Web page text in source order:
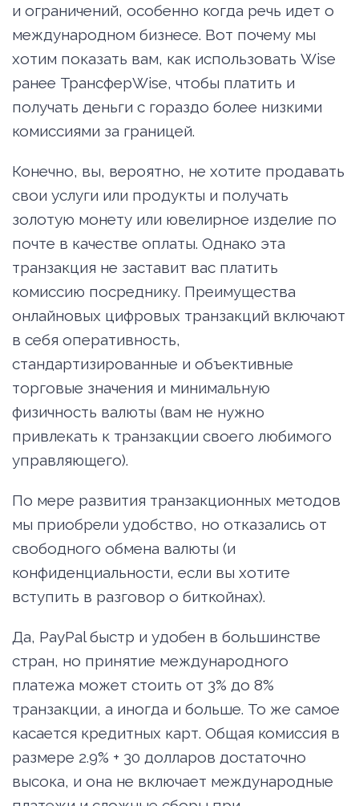
и ограничений, особенно когда речь идет о
международном бизнесе. Вот почему мы
хотим показать вам, как использовать Wise
ранее ТрансферWise, чтобы платить и
получать деньги с гораздо более низкими
комиссиями за границей.
Конечно, вы, вероятно, не хотите продавать
свои услуги или продукты и получать
золотую монету или ювелирное изделие по
почте в качестве оплаты. Однако эта
транзакция не заставит вас платить
комиссию посреднику. Преимущества
онлайновых цифровых транзакций включают
в себя оперативность,
стандартизированные и объективные
торговые значения и минимальную
физичность валюты (вам не нужно
привлекать к транзакции своего любимого
управляющего).
По мере развития транзакционных методов
мы приобрели удобство, но отказались от
свободного обмена валюты (и
конфиденциальности, если вы хотите
вступить в разговор о биткойнах).
Да, PayPal быстр и удобен в большинстве
стран, но принятие международного
платежа может стоить от 3% до 8%
транзакции, а иногда и больше. То же самое
касается кредитных карт. Общая комиссия в
размере 2.9% + 30 долларов достаточно
высока, и она не включает международные